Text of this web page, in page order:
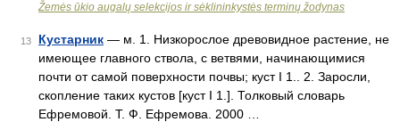
Žemės ūkio augalų selekcijos ir sėklininkystės terminų žodynas
13 Кустарник — м. 1. Низкорослое древовидное растение, не
имеющее главного ствола, с ветвями, начинающимися
почти от самой поверхности почвы; куст I 1.. 2. Заросли,
скопление таких кустов [куст I 1.]. Толковый словарь
Ефремовой. Т. Ф. Ефремова. 2000 …